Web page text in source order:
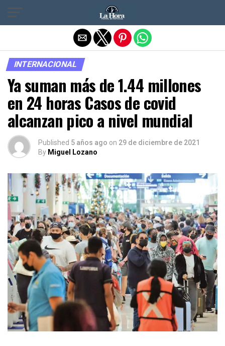
INTERNACIONAL
Ya suman más de 1.44 millones
en 24 horas Casos de covid
alcanzan pico a nivel mundial
Published 5 años ago on 29 de diciembre de 2021
By Miguel Lozano
Salir de la versión móvil